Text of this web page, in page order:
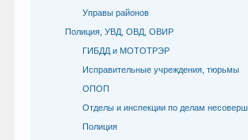
Управы районов
Полиция, УВД, ОВД, ОВИР
ГИБДД и МОТОТРЭР
Исправительные учреждения, тюрьмы
ОПОП
Отделы и инспекции по делам
Полиция